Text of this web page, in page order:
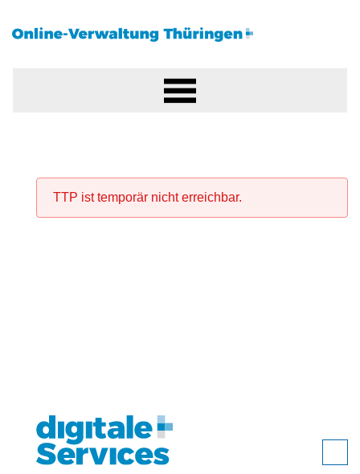
TTP ist temporär nicht erreichbar.